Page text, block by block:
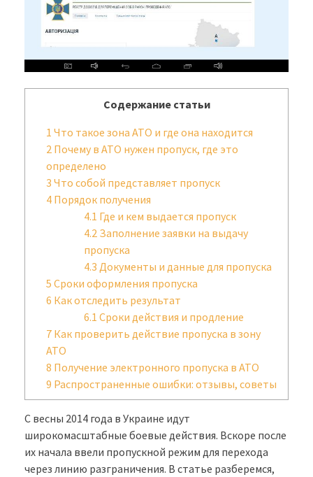
Содержание статьи
1 Что такое зона АТО и где она находится
2 Почему в АТО нужен пропуск, где это
определено
3 Что собой представляет пропуск
4 Порядок получения
4.1 Где и кем выдается пропуск
4.2 Заполнение заявки на выдачу
пропуска
4.3 Документы и данные для пропуска
5 Сроки оформления пропуска
6 Как отследить результат
6.1 Сроки действия и продление
7 Как проверить действие пропуска в зону
АТО
8 Получение электронного пропуска в АТО
9 Распространенные ошибки: отзывы, советы
С весны 2014 года в Украине идут
широкомасштабные боевые действия. Вскоре после
их начала ввели пропускной режим для перехода
через линию разграничения. В статье разберемся,